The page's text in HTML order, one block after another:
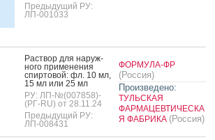
Предыдущий РУ:
ЛП-001033
Рас­твор для на­руж­
но­го при­мене­ния
спир­то­вой: фл. 10 мл,
15 мл или 25 мл
РУ: ЛП-№(007858)-
(РГ-RU) от 28.11.24
Предыдущий РУ:
ЛП-008431
ФОРМУЛА-ФР
(Россия)
Произведено:
ТУЛЬСКАЯ
ФАРМАЦЕВТИЧЕСКА
Я ФАБРИКА (Россия)